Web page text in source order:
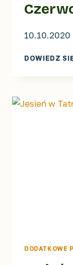
10.10.2020
DOWIEDZ
DODATKOWE